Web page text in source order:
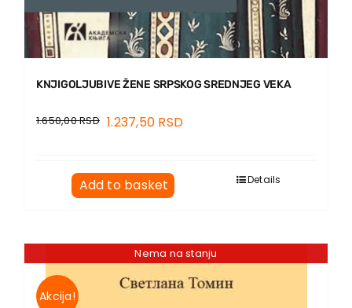
KNJIGOLJUBIVE ŽENE SRPSKOG SREDNJEG VEKA
1.650,00RSD 1.237,50 RSD
Add to basket Details
Nema na stanju
Akcija!